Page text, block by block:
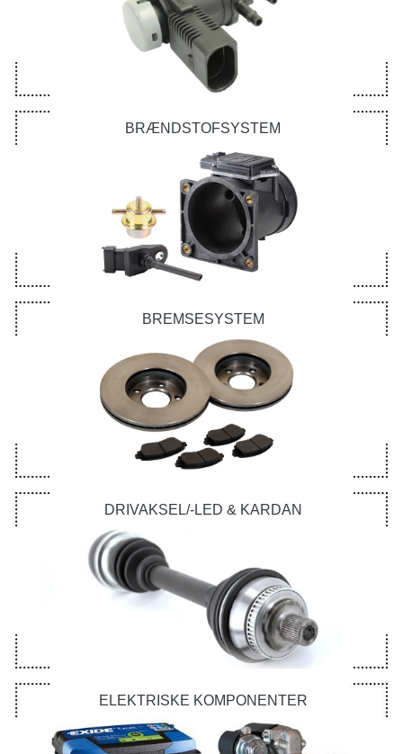
BRÆNDSTOFSYSTEM
BREMSESYSTEM
DRIVAKSEL/-LED & KARDAN
ELEKTRISKE KOMPONENTER